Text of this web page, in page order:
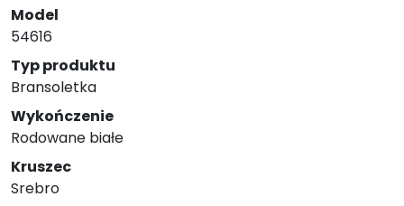
Model
54616
Typ produktu
Bransoletka
Wykończenie
Rodowane białe
Kruszec
Srebro